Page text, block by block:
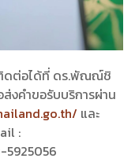
ติดต่อได้ที่ ดร.พัณณ์ชิ
งคำขอรับบริการผ่าน
และ
:
5925056